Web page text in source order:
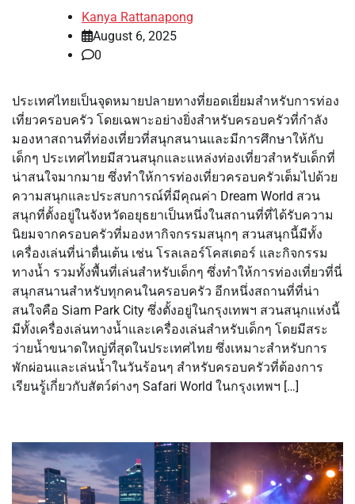
Kanya Rattanapong
August 6, 2025
0
ประเทศไทยเป็นจุดหมายปลายทางที่ยอดเยี่ยมสำหรับการท่อง
เที่ยวครอบครัว โดยเฉพาะอย่างยิ่งสำหรับครอบครัวที่กำลัง
มองหาสถานที่ท่องเที่ยวที่สนุกสนานและมีการศึกษาให้กับ
เด็กๆ ประเทศไทยมีสวนสนุกและแหล่งท่องเที่ยวสำหรับเด็กที่
น่าสนใจมากมาย ซึ่งทำให้การท่องเที่ยวครอบครัวเต็มไปด้วย
ความสนุกและประสบการณ์ที่มีคุณค่า Dream World สวน
สนุกที่ตั้งอยู่ในจังหวัดอยุธยาเป็นหนึ่งในสถานที่ที่ได้รับความ
นิยมจากครอบครัวที่มองหากิจกรรมสนุกๆ สวนสนุกนี้มีทั้ง
เครื่องเล่นที่น่าตื่นเต้น เช่น โรลเลอร์โคสเตอร์ และกิจกรรม
ทางน้ำ รวมทั้งพื้นที่เล่นสำหรับเด็กๆ ซึ่งทำให้การท่องเที่ยวที่นี่
สนุกสนานสำหรับทุกคนในครอบครัว อีกหนึ่งสถานที่ที่น่า
สนใจคือ Siam Park City ซึ่งตั้งอยู่ในกรุงเทพฯ สวนสนุกแห่งนี้
มีทั้งเครื่องเล่นทางน้ำและเครื่องเล่นสำหรับเด็กๆ โดยมีสระ
ว่ายน้ำขนาดใหญ่ที่สุดในประเทศไทย ซึ่งเหมาะสำหรับการ
พักผ่อนและเล่นน้ำในวันร้อนๆ สำหรับครอบครัวที่ต้องการ
เรียนรู้เกี่ยวกับสัตว์ต่างๆ Safari World ในกรุงเทพฯ […]